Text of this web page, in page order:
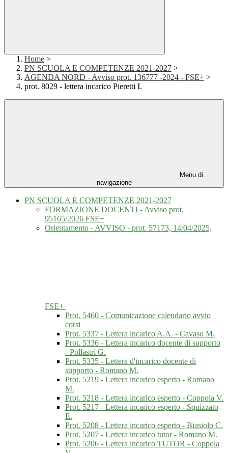
Home >
PN SCUOLA E COMPETENZE 2021-2027 >
AGENDA NORD - Avviso prot. 136777 -2024 - FSE+ >
prot. 8029 - lettera incarico Pieretti I.
Menu di
navigazione
PN SCUOLA E COMPETENZE 2021-2027
FORMAZIONE DOCENTI - Avviso prot.
95165/2026 FSE+
Orientamento - AVVISO - prot. 57173, 14/04/2025,
FSE+
Prot. 5460 - Comunicazione calendario avvio
corsi
Prot. 5337 - Lettera incarico A.A. - Cavaso M.
Prot. 5336 - Lettera incarico docente di supporto
- Pollastri G.
Prot. 5335 - Lettera d'incarico docente di
supporto - Romano M.
Prot. 5219 - Lettera incarico esperto - Romano
M.
Prot. 5218 - Lettera incarico esperto - Coppola V.
Prot. 5217 - Lettera incarico esperto - Squizzato
E.
Prot. 5208 - Lettera incarico esperto - Biasiolo C.
Prot. 5207 - Lettera incarico tutor - Romano M.
Prot. 5206 - Lettera incarico TUTOR - Coppola